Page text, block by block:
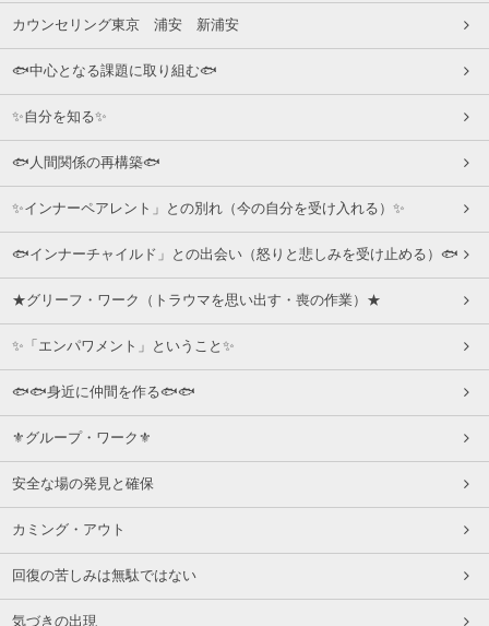
カウンセリング東京 浦安 新浦安
🐟中心となる課題に取り組む🐟
✨自分を知る✨
🐟人間関係の再構築🐟
✨インナーペアレント」との別れ（今の自分を受け入れる）✨
🐟インナーチャイルド」との出会い（怒りと悲しみを受け止める）🐟
★グリーフ・ワーク（トラウマを思い出す・喪の作業）★
✨「エンパワメント」ということ✨
🐟🐟身近に仲間を作る🐟🐟
⚜グループ・ワーク⚜
安全な場の発見と確保
カミング・アウト
回復の苦しみは無駄ではない
気づきの出現